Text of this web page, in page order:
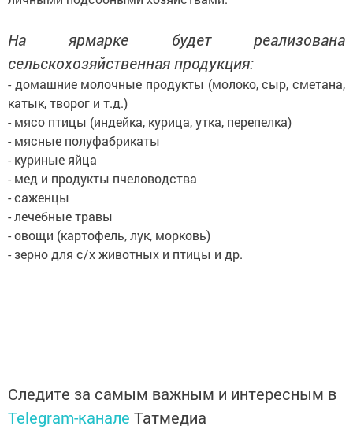
На ярмарке будет реализована
сельскохозяйственная продукция:
- домашние молочные продукты (молоко, сыр, сметана,
катык, творог и т.д.)
- мясо птицы (индейка, курица, утка, перепелка)
- мясные полуфабрикаты
- куриные яйца
- мед и продукты пчеловодства
- саженцы
- лечебные травы
- овощи (картофель, лук, морковь)
- зерно для с/х животных и птицы и др.
Следите за самым важным и интересным в
Telegram-канале Татмедиа